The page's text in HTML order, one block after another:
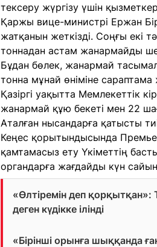
тексеру жүргізу үшін
Қаржы вице-министрі Ержан
жатқанын жеткізді. Соңғы екі
тоннадан астам жанармайды
Бұдан бөлек, жанармай
тонна мұнай өніміне
Қазіргі уақытта Мемлекеттік
жанармай құю бекеті мен 22
Аталған нысандарға қатысты
Кеңес қорытындысында
қамтамасыз ету Үкіметтің
органдарға жағдайды күн
«Өлтіремін деп
деген күдікке ілінді
«Бірінші орынға шыққанда